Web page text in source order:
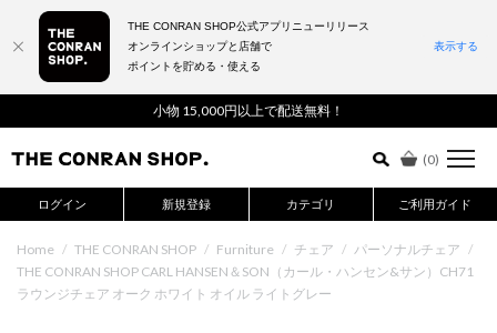
小物 15,000円以上で配送無料！
(0)
ログイン 新規登録 カテゴリ ご利用ガイド
詳細検索はこちら
Home / THE CONRAN SHOP / Furniture / チェア / パーソナルチェア /
THE CONRAN SHOP CARL HANSEN＆SON（カール・ハンセン&サン）CH71
ラウンジチェア オーク ホワイト オイル ライトグレー
THE CONRAN SHOP公式アプリニューリリース
オンラインショップと店舗で
ポイントを貯める・使える
表示する